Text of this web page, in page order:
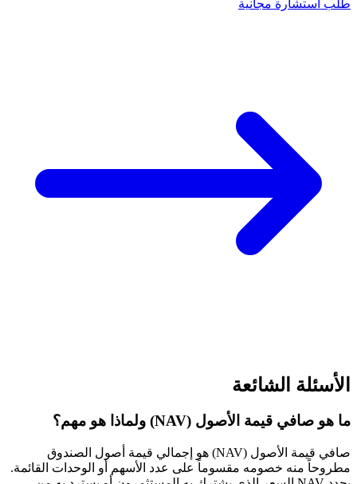
طلب استشارة مجانية
الأسئلة الشائعة
ما هو صافي قيمة الأصول (NAV) ولماذا هو مهم؟
صافي قيمة الأصول (NAV) هو إجمالي قيمة أصول الصندوق
مطروحاً منه خصومه مقسوماً على عدد الأسهم أو الوحدات القائمة.